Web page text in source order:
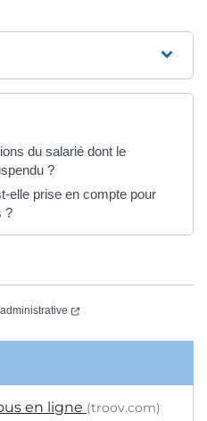
du salarié dont le
?
elle prise en compte pour
?
(ouverture dans un
en ligne (troov.com)